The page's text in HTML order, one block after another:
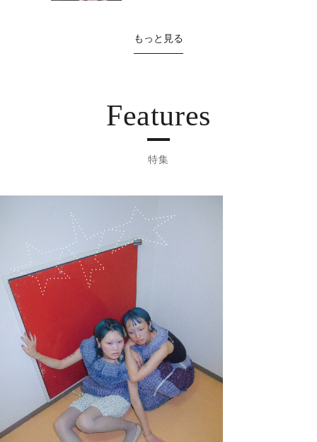
もっと見る
Features
特集